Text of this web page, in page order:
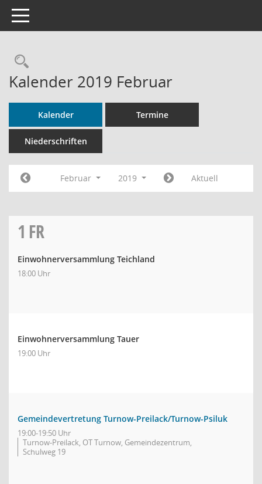
Toggle navigation
Rechercheauswahl
Kalender 2019 Februar
Kalender Termine
Niederschriften
Februar 2019 Aktuell
1 FR
Einwohnerversammlung Teichland
18:00 Uhr
Einwohnerversammlung Tauer
19:00 Uhr
Gemeindevertretung Turnow-Preilack/Turnow-Psiluk
19:00-19:50 Uhr
Turnow-Preilack, OT Turnow, Gemeindezentrum,
Schulweg 19